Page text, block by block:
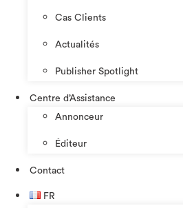
Cas Clients
Actualités
Publisher Spotlight
Centre d’Assistance
Annonceur
Éditeur
Contact
FR